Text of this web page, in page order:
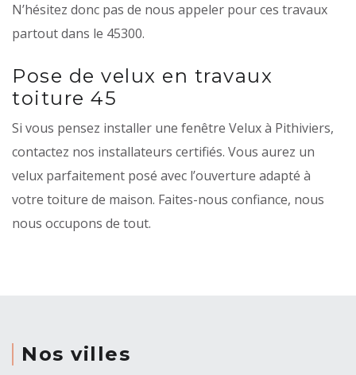
N’hésitez donc pas de nous appeler pour ces travaux
partout dans le 45300.
Pose de velux en travaux
toiture 45
Si vous pensez installer une fenêtre Velux à Pithiviers,
contactez nos installateurs certifiés. Vous aurez un
velux parfaitement posé avec l’ouverture adapté à
votre toiture de maison. Faites-nous confiance, nous
nous occupons de tout.
Nos villes